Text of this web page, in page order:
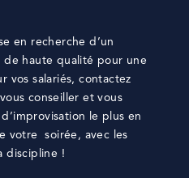
en recherche d’un
de haute qualité pour une
vos salariés, contactez
conseiller et vous
le plus en
votre soirée, avec les
discipline !